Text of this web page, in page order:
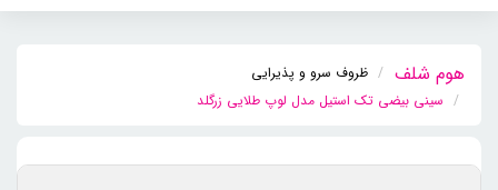
ظروف سرو و پذیرایی
سینی بیضی تک استیل مدل لوپ طلایی زرگلد